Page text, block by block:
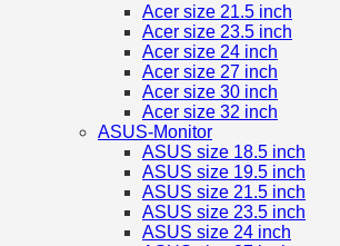
Acer size 21.5 inch
Acer size 23.5 inch
Acer size 24 inch
Acer size 27 inch
Acer size 30 inch
Acer size 32 inch
ASUS-Monitor
ASUS size 18.5 inch
ASUS size 19.5 inch
ASUS size 21.5 inch
ASUS size 23.5 inch
ASUS size 24 inch